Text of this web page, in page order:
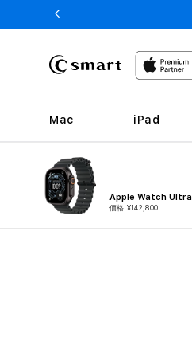
ンツへ
Mac iPad
Apple Watch Ultra
価格 ¥142,800